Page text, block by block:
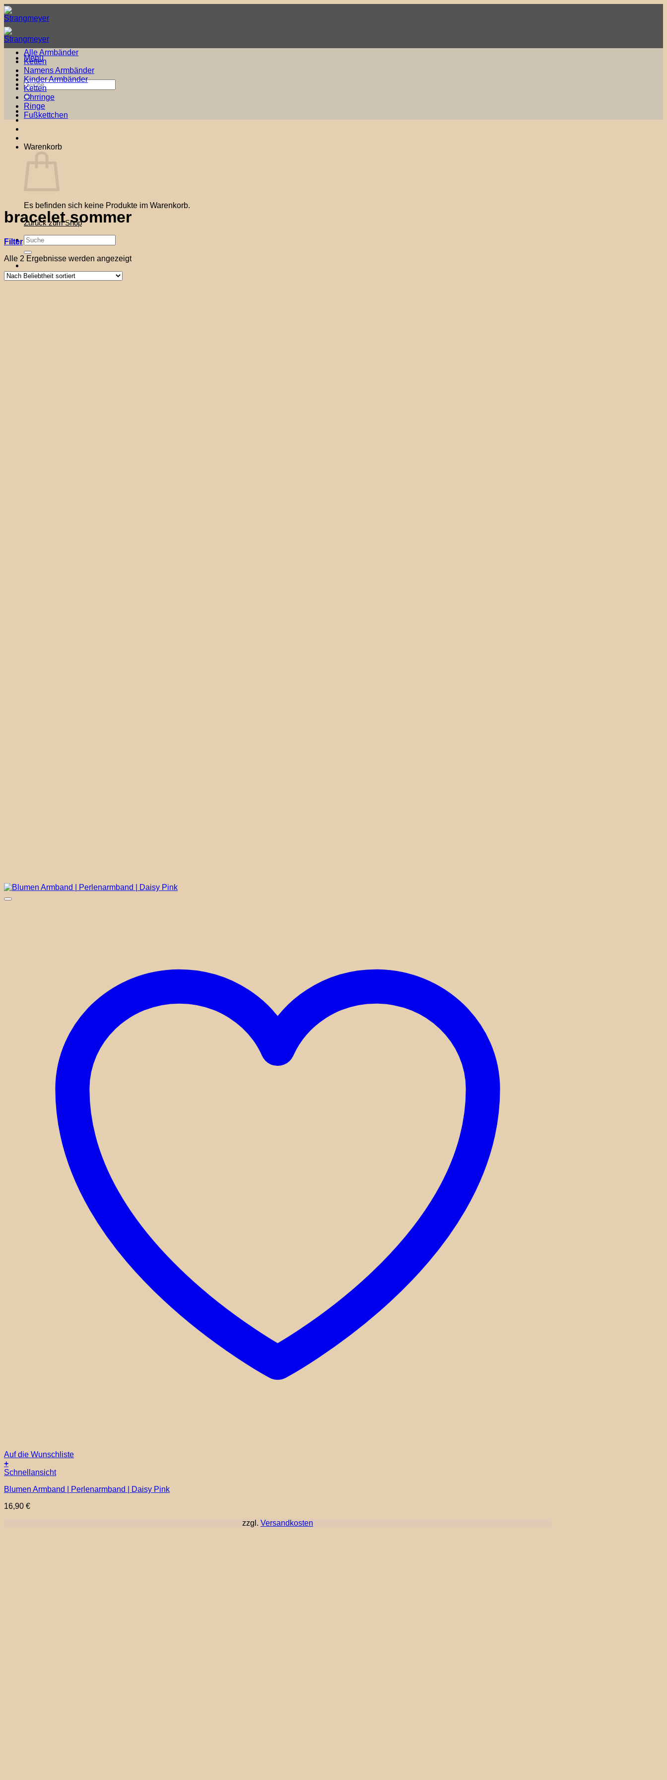
Zum
Inhalt
springen
Menü
Suche
nach:
Warenkorb
Es befinden sich keine Produkte im Warenkorb.
Zurück zum Shop
Suche
nach:
Alle Armbänder
Ketten
Namens Armbänder
Kinder Armbänder
Ketten
Ohrringe
Ringe
Fußkettchen
bracelet sommer
Filter
Alle 2 Ergebnisse werden angezeigtNach
Auf die Wunschliste
+
Schnellansicht
Blumen Armband | Perlenarmband | Daisy Pink
16,90 €
zzgl. Versandkosten